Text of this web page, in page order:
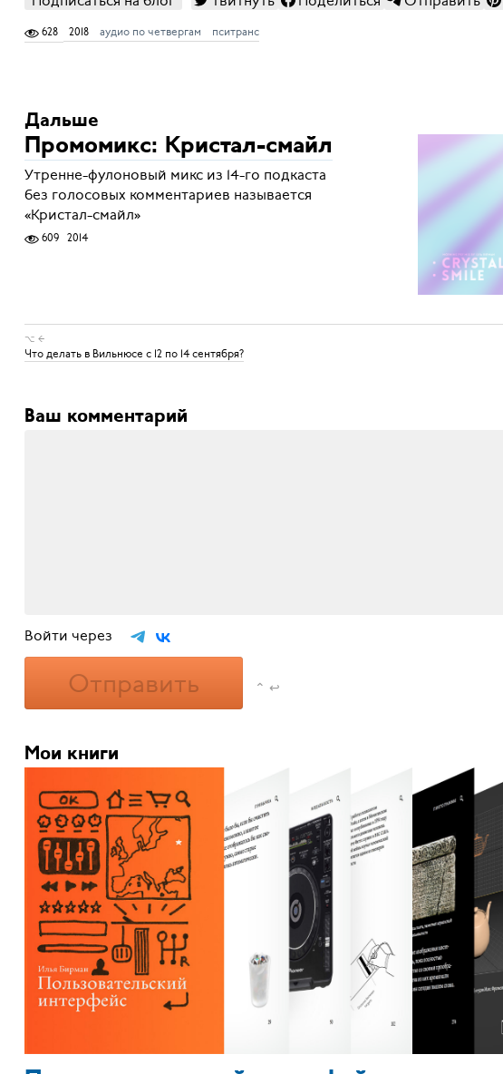
628 2018 аудио по четвергам пситранс
Дальше
Промомикс: Кристал-смайл
Утренне-фулоновый микс из 14-го подкаста
без голосовых комментариев называется
«Кристал-смайл»
609 2014
⌥ ←
Что делать в Вильнюсе с 12 по 14 сентября?
Ваш комментарий
Войти через
Отправить ⌃ ↩
Мои книги